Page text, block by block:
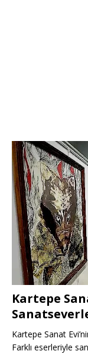
Kartepe
Kartepe Sanat
Farklı eserleriyle